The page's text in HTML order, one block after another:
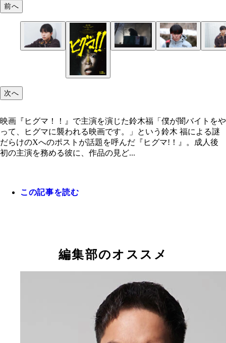
映画『ヒグマ！！』で主演を演じた鈴木福
最新の特殊造形技術を駆使して表現されるヒグマ
感とリアルさは圧倒的だ
ヒグマとの死闘を演じた鈴木福。ポジティブでか
のある役柄が本人ともリンクする
自身の芸能活動を「日々就活中」と話してくれた
前へ
次へ
映画『ヒグマ！！』で主演を演じた鈴木福「僕が闇バイトをや
って、ヒグマに襲われる映画です。」という鈴木 福による謎
だらけのXへのポストが話題を呼んだ『ヒグマ!！』。成人後
初の主演を務める彼に、作品の見ど...
この記事を読む
編集部のオススメ